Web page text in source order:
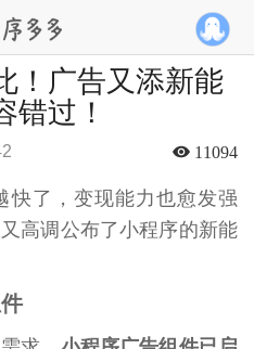
！广告又添新能
错过！
11094
快了，变现能力也愈发强
高调公布了小程序的新能